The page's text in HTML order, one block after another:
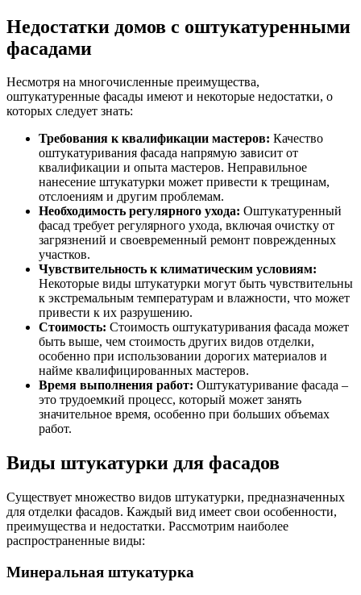
Недостатки домов с оштукатуренными
фасадами
Несмотря на многочисленные преимущества,
оштукатуренные фасады имеют и некоторые недостатки, о
которых следует знать:
Требования к квалификации мастеров: Качество
оштукатуривания фасада напрямую зависит от
квалификации и опыта мастеров. Неправильное
нанесение штукатурки может привести к трещинам,
отслоениям и другим проблемам.
Необходимость регулярного ухода: Оштукатуренный
фасад требует регулярного ухода, включая очистку от
загрязнений и своевременный ремонт поврежденных
участков.
Чувствительность к климатическим условиям:
Некоторые виды штукатурки могут быть чувствительны
к экстремальным температурам и влажности, что может
привести к их разрушению.
Стоимость: Стоимость оштукатуривания фасада может
быть выше, чем стоимость других видов отделки,
особенно при использовании дорогих материалов и
найме квалифицированных мастеров.
Время выполнения работ: Оштукатуривание фасада –
это трудоемкий процесс, который может занять
значительное время, особенно при больших объемах
работ.
Виды штукатурки для фасадов
Существует множество видов штукатурки, предназначенных
для отделки фасадов. Каждый вид имеет свои особенности,
преимущества и недостатки. Рассмотрим наиболее
распространенные виды:
Минеральная штукатурка